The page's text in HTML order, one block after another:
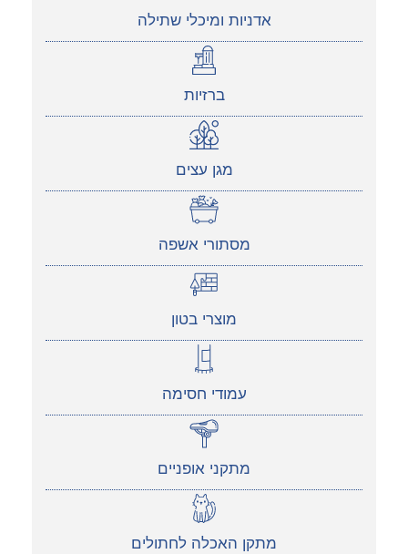
אדניות ומיכלי שתילה
ברזיות
מגן עצים
מסתורי אשפה
מוצרי בטון
עמודי חסימה
מתקני אופניים
מתקן האכלה לחתולים